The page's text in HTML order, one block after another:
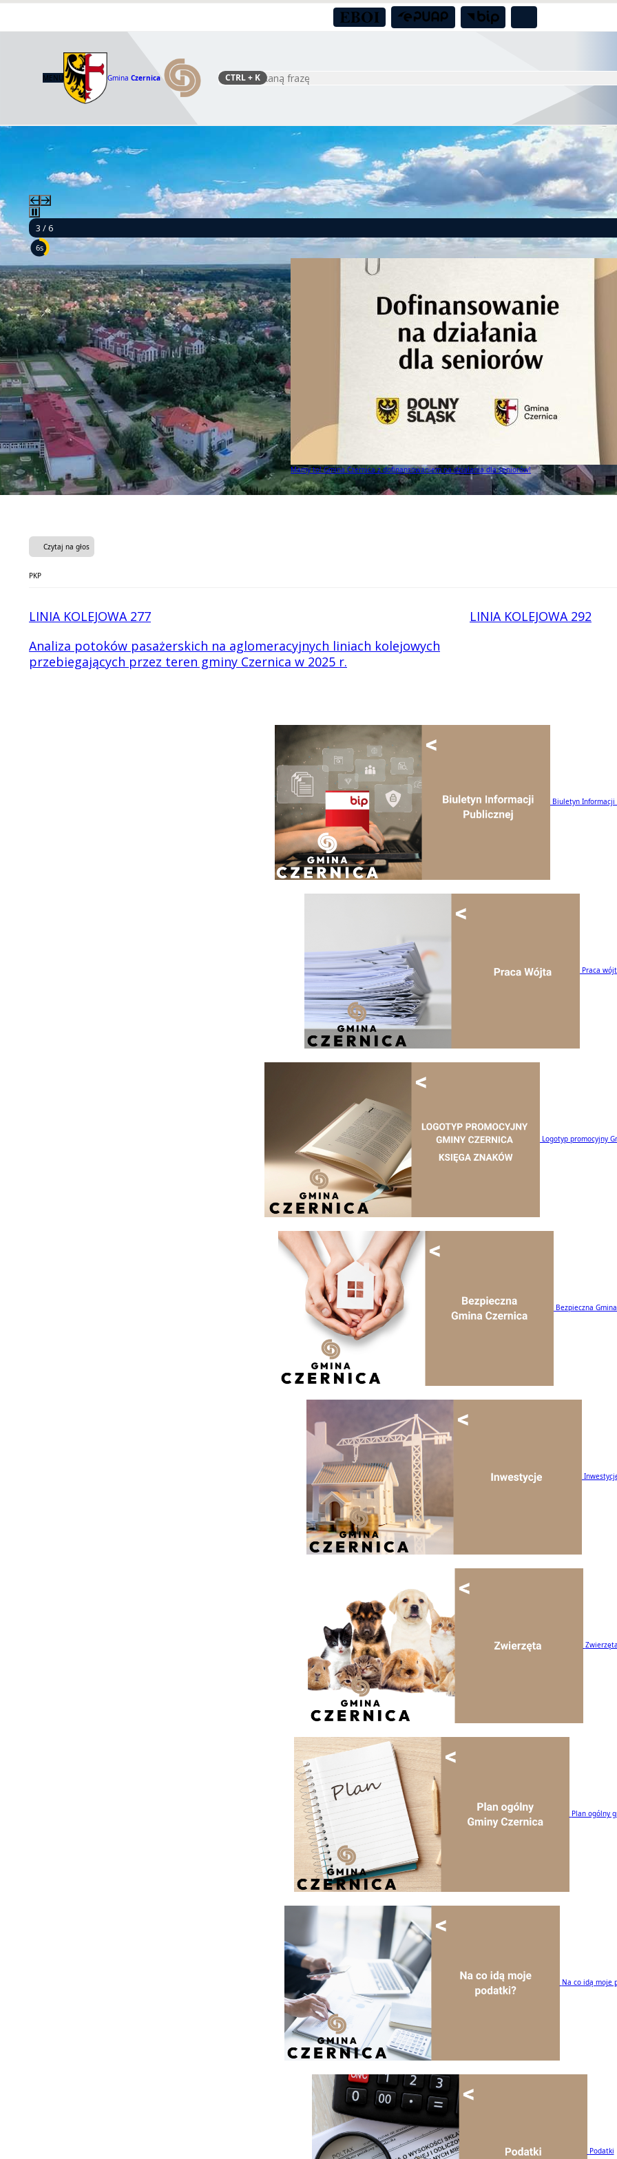
MENU Gmina Czernica Szukaj
CTRL+ K
3 / 6
4s
Mamy to! Gmina Czernica z dofinansowaniem na działania dla seniorów!
Mamy to! Gmina Czernica z dofinansowaniem na działania dla seniorów!
Czytaj na głos
PKP
LINIA KOLEJOWA 277
LINIA KOLEJOWA 292
Analiza potoków pasażerskich na aglomeracyjnych liniach kolejowych
przebiegających przez teren gminy Czernica w 2025 r.
Biuletyn Informacji
Praca
Logotyp promocyjny
Bezpieczna
Zwierzęta
Plan ogólny
Na co idą moje
Podatki